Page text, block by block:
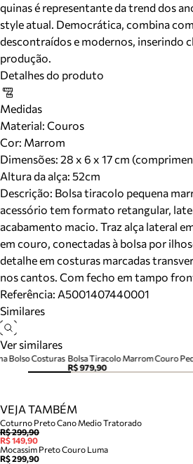
quinas é representante da trend dos
style atual. Democrática, combina
descontraídos e modernos, inserindo
produção.
Detalhes do produto
Medidas
Material: Couros
Cor: Marrom
Dimensões: 28 x 6 x 17 cm
Altura da alça: 52cm
Descrição: Bolsa tiracolo pequena
acessório tem formato retangular,
acabamento macio. Traz alça lateral
em couro, conectadas à bolsa por
detalhe em costuras marcadas
nos cantos. Com fecho em tampo
Referência: A5001407440001
Similares
Ver similares
R$ 979,90
Bolso Costuras
VEJA TAMBÉM
Coturno Preto Cano Medio Tratorado
R$ 299,90
R$ 149,90
Mocassim Preto Couro Luma
R$ 299,90